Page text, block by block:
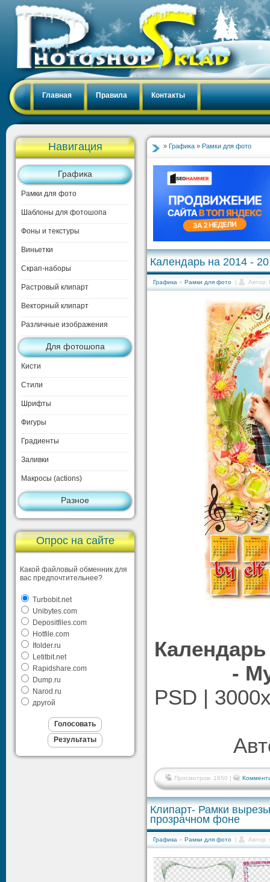
Главная Правила Контакты
Навигация
Графика
Рамки для фото
Шаблоны для фотошопа
Фоны и текстуры
Виньетки
Скрап-наборы
Растровый клипарт
Векторный клипарт
Различные изображения
Для фотошопа
Кисти
Стили
Шрифты
Фигуры
Градиенты
Заливки
Макросы (actions)
Разное
Опрос на сайте
Какой файловый обменник для
вас предпочтительнее?
Turbobit.net
Unibytes.com
Depositfiles.com
Hotfile.com
Ifolder.ru
Letitbit.net
Rapidshare.com
Dump.ru
Narod.ru
другой
» Графика » Рамки для фото
Календарь на 2014 -
Графика » Рамки для фото | Автор:
Календарь
-
PSD |
Просмотров: 1650 |
Клипарт- Рамки
прозрачном фоне
Графика » Рамки для фото | Автор: